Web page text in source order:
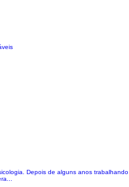
Depois de alguns anos trabalhando